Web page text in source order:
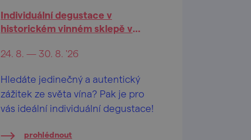
Individuální degustace v
historickém vinném sklepě v
24. 8. — 30. 8. '26
Hledáte jedinečný a autentický
zážitek ze světa vína? Pak je pro
vás ideální individuální degustace!
prohlédnout